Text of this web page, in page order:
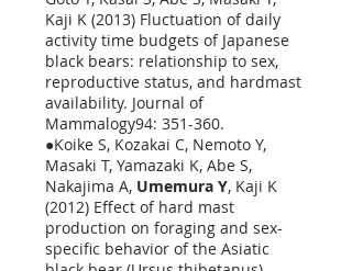
Kaji K (2013) Fluctuation of daily
activity time budgets of Japanese
black bears: relationship to sex,
reproductive status, and hardmast
availability. Journal of
Mammalogy94: 351-360.
●Koike S, Kozakai C, Nemoto Y,
Masaki T, Yamazaki K, Abe S,
Nakajima A, Umemura Y, Kaji K
(2012) Effect of hard mast
production on foraging and sex-
specific behavior of the Asiatic